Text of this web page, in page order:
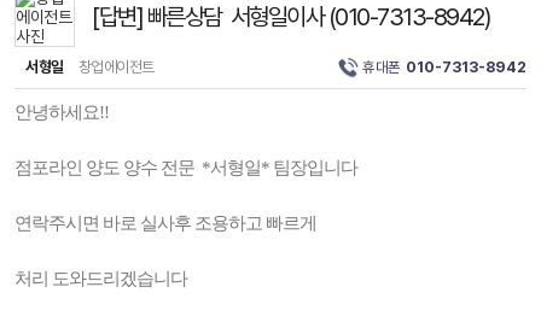
[답변] 빠른상담 서형일이사 (010-7313-8942)
서형일 창업에이전트 휴대폰 010-7313-8942
안녕하세요!!
점포라인 양도 양수 전문 *서형일* 팀장입니다
연락주시면 바로 실사후 조용하고 빠르게
처리 도와드리겠습니다